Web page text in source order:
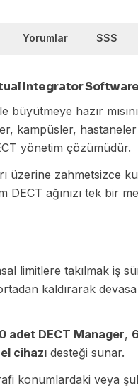
Yorumlar SSS
Integrator
büyütmeye hazır
kampüsler,
yönetim çözümüdür.
üzerine zahmetsizce
DECT ağınızı tek bir
limitlere takılmak iş
kaldırarak
adet DECT Manager,
cihazı desteği sunar.
konumlardaki veya